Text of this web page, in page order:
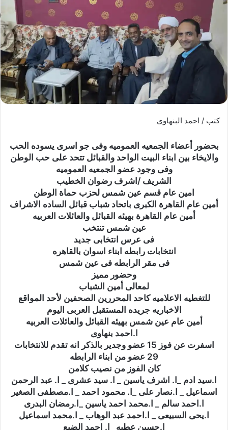
كتب / احمد البنهاوى
بحضور أعضاء الجمعيه العموميه وفى جو اسرى يسوده الحب
والايخاء بين ابناء البيت الواحد والقبائل تتحد على حب الوطن
وفى وجود عضو الجمعيه العموميه
الشريف /اشرف رضوان الخطيب
امين عام قسم عين شمس لحزب حماة الوطن
أمين عام القاهرة الكبرى باتحاد شباب قبائل الساده الاشراف
أمين عام القاهرة بهيئه القبائل والعائلات العربيه
عين شمس تنتخب
فى عرس انتخابى جديد
انتخابات رابطه ابناء اسوان بالقاهره
فى مقر الرابطه فى عين شمس
وحضور مميز
لمعالى أمين الشباب
للتغطيه الاعلاميه كاحد المحررين الصحفين لأحد المواقع
الاخباريه جريده المستقبل العربى اليوم
أمين عام عين شمس بهيئه القبائل والعائلات العربيه
ا.احمد بنهاوى
اسفرت عن فوز 15 عضو وجدير بالذكر انه تقدم للانتخابات
29 عضو من ابناء الرابطه
كان الفوز من نصيب كلامن
ا.سيد ادم _ا. اشرف ياسين _ ا. سيد عشرى _ ا. عبد الرحمن
اسماعيل _ ا.نصار على _ا. محمود احمد _ ا.مصطفى الصغير
ا.احمد سالم _ ا.محمد احمد ياسين _ا.رمضان البدرى
ا.يحى السبيعى _ ا.احمد عبد الوهاب _ ا.محمد اسماعيل
ا.حسين عطيه _ا. احمد الضبع